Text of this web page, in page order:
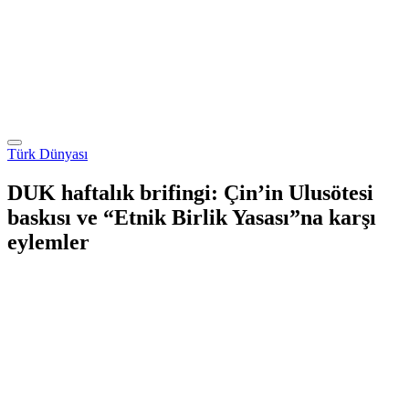
Türk Dünyası
DUK haftalık brifingi: Çin’in Ulusötesi
baskısı ve “Etnik Birlik Yasası”na karşı
eylemler